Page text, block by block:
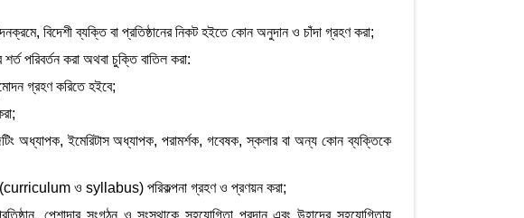
বিদেশী ব্যক্তি বা প্রতিষ্ঠানের নিকট হইতে কোন অনুদান ও চাঁদা গ্রহণ করা;
পরিবর্তন করা অথবা চুক্তি বাতিল করা:
গ্রহণ করিতে হইবে;
অধ্যাপক, ইমেরিটাস অধ্যাপক, পরামর্শক, গবেষক, স্কলার বা অন্য কোন ব্যক্তিকে
(curriculum ও syllabus) পরিকল্পনা গ্রহণ ও প্রণয়ন করা;
পেশাদার সংগঠন ও সংস্থাকে সহযোগিতা প্রদান এবং উহাদের সহযোগিতায়